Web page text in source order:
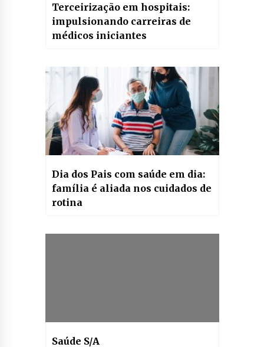
Terceirização em hospitais:
impulsionando carreiras de
médicos iniciantes
Dia dos Pais com saúde em dia:
família é aliada nos cuidados de
rotina
Saúde S/A